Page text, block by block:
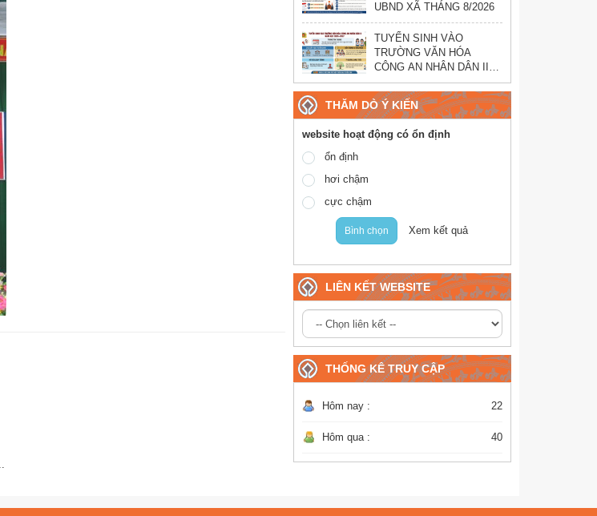
UBND XÃ THÁNG 8/2026
TUYỂN SINH VÀO
TRƯỜNG VĂN HÓA
CÔNG AN NHÂN DÂN II
NĂM HỌC 2026–2027
THĂM DÒ Ý KIẾN
website hoạt động có ổn định
ổn định
hơi chậm
cực chậm
Bình chọn Xem kết quả
LIÊN KẾT WEBSITE
THỐNG KÊ TRUY CẬP
Hôm nay : 22
Hôm qua : 40